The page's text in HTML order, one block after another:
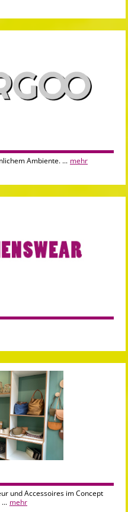
Ambiente. ... mehr
und Accessoires im Concept
mehr